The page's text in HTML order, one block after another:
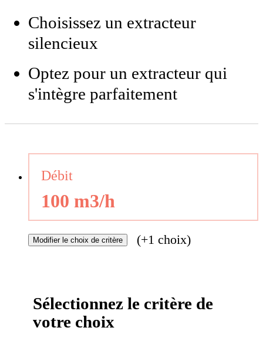
Choisissez un extracteur
silencieux
Optez pour un extracteur qui
s'intègre parfaitement
Débit
100 m3/h
Modifier le choix de critère (+1 choix)
Sélectionnez le critère de
votre choix